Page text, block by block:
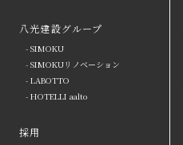
八光建設グループ
- SIMOKU
- SIMOKUリノベーション
- LABOTTO
- HOTELLI aalto
採用